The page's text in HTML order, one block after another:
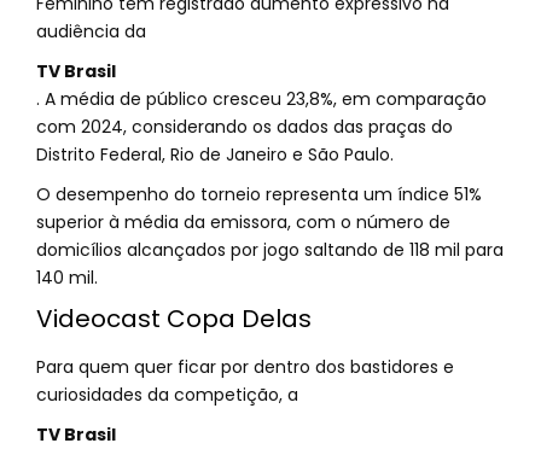
audiência da
TV Brasil
. A média de público cresceu 23,8%, em comparação
com 2024, considerando os dados das praças do
Distrito Federal, Rio de Janeiro e São Paulo.
O desempenho do torneio representa um índice 51%
superior à média da emissora, com o número de
domicílios alcançados por jogo saltando de 118 mil para
140 mil.
Videocast Copa Delas
Para quem quer ficar por dentro dos bastidores e
curiosidades da competição, a
TV Brasil